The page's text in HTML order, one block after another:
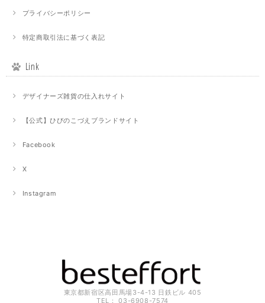
プライバシーポリシー
特定商取引法に基づく表記
Link
デザイナーズ雑貨の仕入れサイト
【公式】ひびのこづえブランドサイト
Facebook
X
Instagram
東京都新宿区高田馬場3-4-13 日鉄ビル 405
TEL： 03-6908-7574